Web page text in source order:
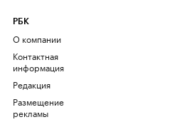
РБК
О компании
Контактная
информация
Редакция
Размещение
рекламы